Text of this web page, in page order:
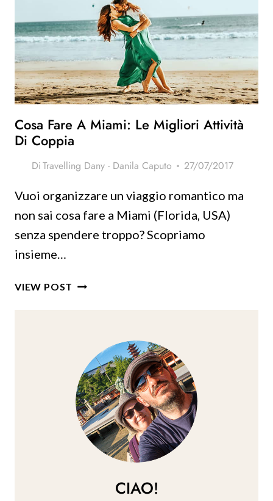
MIAMI
A
KEY
Cosa Fare A Miami: Le Migliori Attività
Di Coppia
DiTravelling Dany - Danila Caputo 27/07/2017
Vuoi organizzare un viaggio romantico ma
non sai cosa fare a Miami (Florida, USA)
senza spendere troppo? Scopriamo
insieme…
VIEW POST COSA
MIGLIORI
ATTIVITÀ
DI
COPPIA
CIAO!